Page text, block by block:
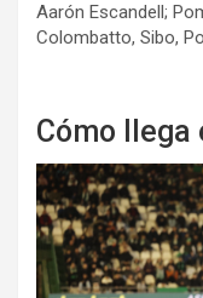
Aarón Escandell;
Colombatto, Sibo,
Cómo llega